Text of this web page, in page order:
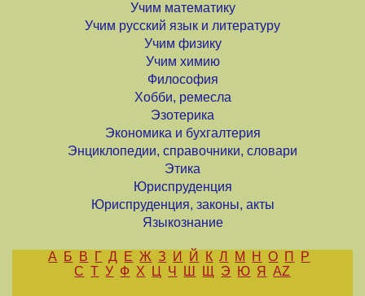
Учим математику
Учим русский язык и литературу
Учим физику
Учим химию
Философия
Хобби, ремесла
Эзотерика
Экономика и бухгалтерия
Энциклопедии, справочники, словари
Этика
Юриспруденция
Юриспруденция, законы, акты
Языкознание
А Б В Г Д Е Ж З И Й К Л М Н О П
Р
С Т У Ф Х Ц Ч Ш Щ Э Ю Я AZ